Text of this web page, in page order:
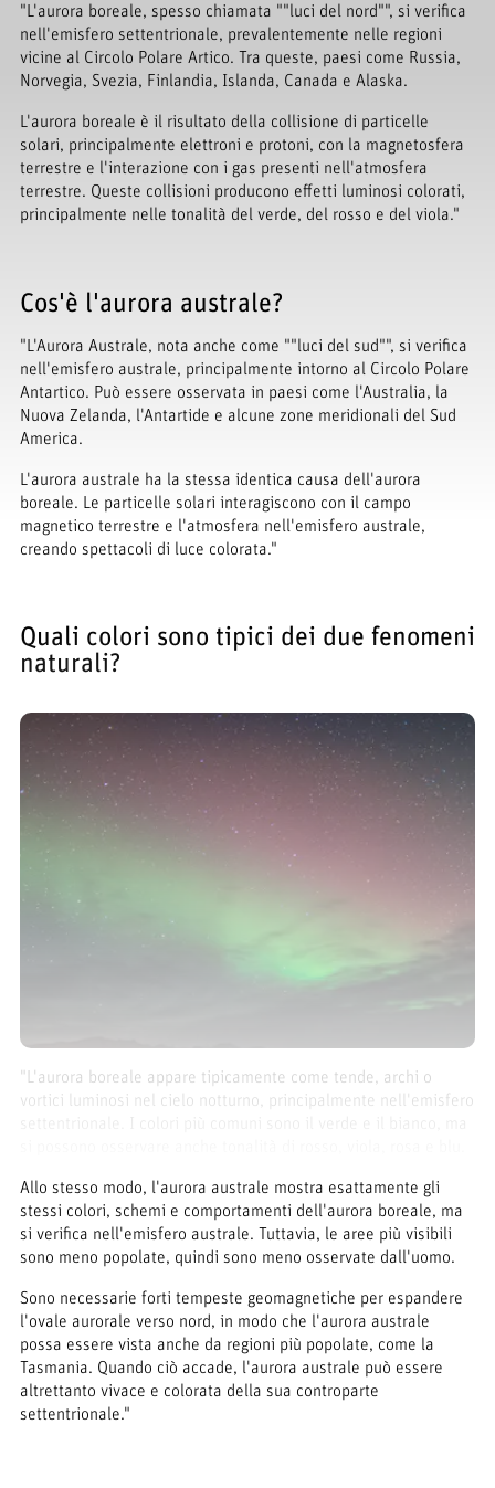
"L'aurora boreale, spesso chiamata ""luci del nord"", si verifica
nell'emisfero settentrionale, prevalentemente nelle regioni
vicine al Circolo Polare Artico. Tra queste, paesi come Russia,
Norvegia, Svezia, Finlandia, Islanda, Canada e Alaska.
L'aurora boreale è il risultato della collisione di particelle
solari, principalmente elettroni e protoni, con la magnetosfera
terrestre e l'interazione con i gas presenti nell'atmosfera
terrestre. Queste collisioni producono effetti luminosi colorati,
principalmente nelle tonalità del verde, del rosso e del viola."
Cos'è l'aurora australe?
"L'Aurora Australe, nota anche come ""luci del sud"", si verifica
nell'emisfero australe, principalmente intorno al Circolo Polare
Antartico. Può essere osservata in paesi come l'Australia, la
Nuova Zelanda, l'Antartide e alcune zone meridionali del Sud
America.
L'aurora australe ha la stessa identica causa dell'aurora
boreale. Le particelle solari interagiscono con il campo
magnetico terrestre e l'atmosfera nell'emisfero australe,
creando spettacoli di luce colorata."
Quali colori sono tipici dei due fenomeni
naturali?
"L'aurora boreale appare tipicamente come tende, archi o
vortici luminosi nel cielo notturno, principalmente nell'emisfero
Allo stesso modo, l'aurora australe mostra esattamente gli
stessi colori, schemi e comportamenti dell'aurora boreale, ma
si verifica nell'emisfero australe. Tuttavia, le aree più visibili
sono meno popolate, quindi sono meno osservate dall'uomo.
Sono necessarie forti tempeste geomagnetiche per espandere
l'ovale aurorale verso nord, in modo che l'aurora australe
possa essere vista anche da regioni più popolate, come la
Tasmania. Quando ciò accade, l'aurora australe può essere
altrettanto vivace e colorata della sua controparte
settentrionale."